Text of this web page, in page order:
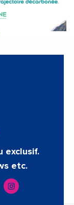
exclusif.
etc.